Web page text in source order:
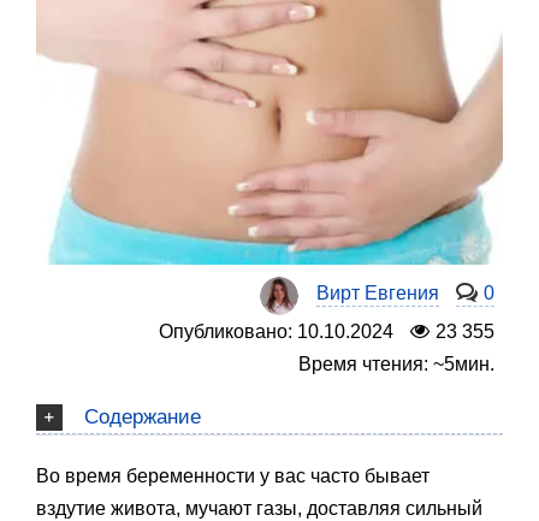
Вирт Евгения
0
Опубликовано: 10.10.2024
23 355
Время чтения: ~5мин.
Содержание
Во время беременности у вас часто бывает
вздутие живота, мучают газы, доставляя сильный